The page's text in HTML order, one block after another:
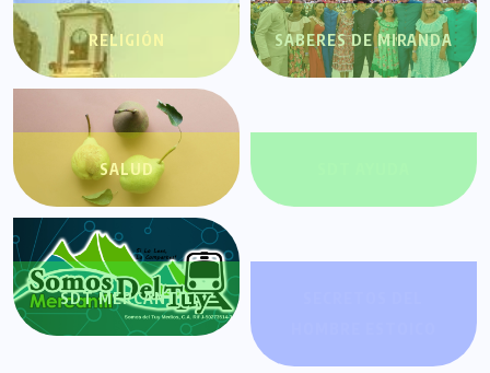
RELIGIÓN SABERES DE MIRANDA
SALUD
SDT MERCANTIL